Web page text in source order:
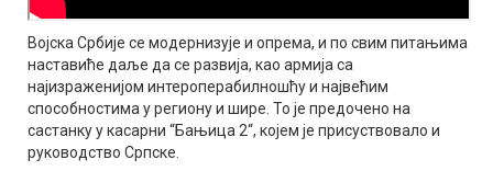
Војска Србије се модернизује и опрема, и по свим питањима
наставиће даље да се развија, као армија са
најизраженијом интероперабилношћу и највећим
способностима у региону и шире. То је предочено на
састанку у касарни “Бањица 2“, којем је присуствовало и
руководство Српске.